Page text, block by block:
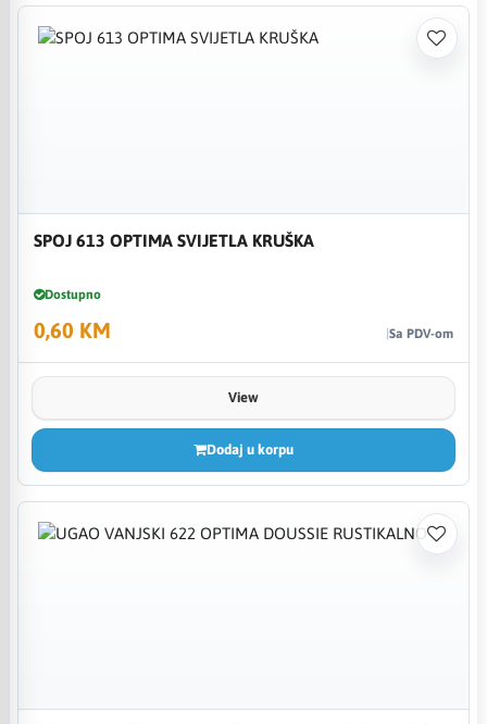
SPOJ 613 OPTIMA SVIJETLA KRUŠKA
Dostupno
0,60 KM Sa PDV-om
View
Dodaj u korpu